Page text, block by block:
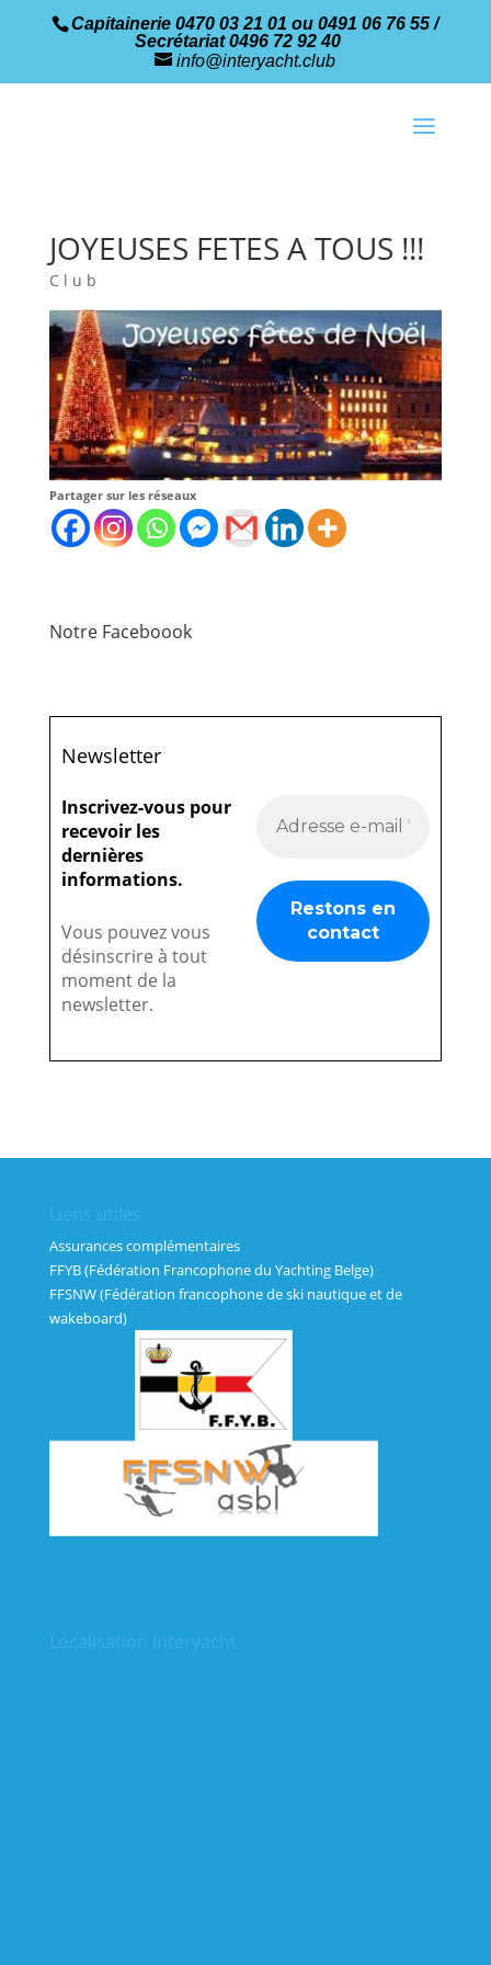
Capitainerie 0470 03 21 01 ou 0491 06 76 55 /
Secrétariat 0496 72 92 40
info@interyacht.club
JOYEUSES FETES A TOUS !!!
Club
Partager sur les réseaux
Notre Faceboook
Newsletter
Inscrivez-vous pour
recevoir les
dernières
informations.
Vous pouvez vous
désinscrire à tout
moment de la
newsletter.
Liens utiles
Assurances complémentaires
FFYB (Fédération Francophone du Yachting Belge)
FFSNW (Fédération francophone de ski nautique et de
wakeboard)
Localisation Interyacht